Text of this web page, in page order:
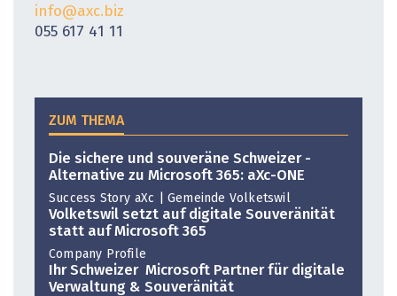
info@axc.biz
055 617 41 11
ZUM THEMA
Die sichere und souveräne Schweizer ­
Alternative zu Microsoft 365: aXc-ONE
Success Story aXc | Gemeinde Volketswil
Volketswil setzt auf digitale Souveränität
statt auf Microsoft 365
Company Profile
Ihr Schweizer ­ Microsoft Partner für digitale
Verwaltung & Souveränität